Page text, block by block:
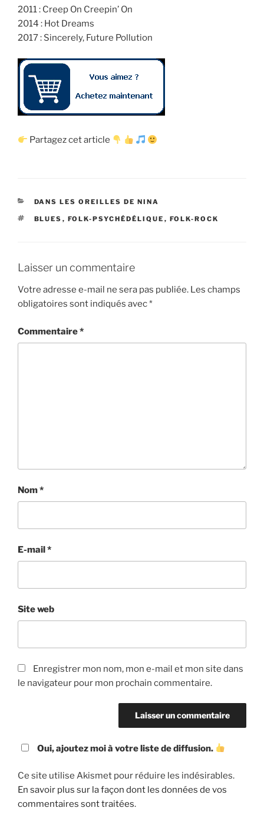
2011 : Creep On Creepin’ On
2014 : Hot Dreams
2017 : Sincerely, Future Pollution
Partagez cet article
CATÉGORIES
DANS LES OREILLES DE NINA
ÉTIQUETTES
BLUES , FOLK-PSYCHÉDÉLIQUE , FOLK-ROCK
Laisser un commentaire
Votre adresse e-mail ne sera pas publiée. Les champs
obligatoires sont indiqués avec*
Commentaire*
Nom*
E-mail*
Site web
Enregistrer mon nom, mon e-mail et mon site dans
le navigateur pour mon prochain commentaire.
Oui, ajoutez moi à votre liste de diffusion.
Ce site utilise Akismet pour réduire les indésirables.
En savoir plus sur la façon dont les données de vos
commentaires sont traitées.